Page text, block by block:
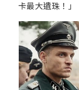
卡最大遺珠！」